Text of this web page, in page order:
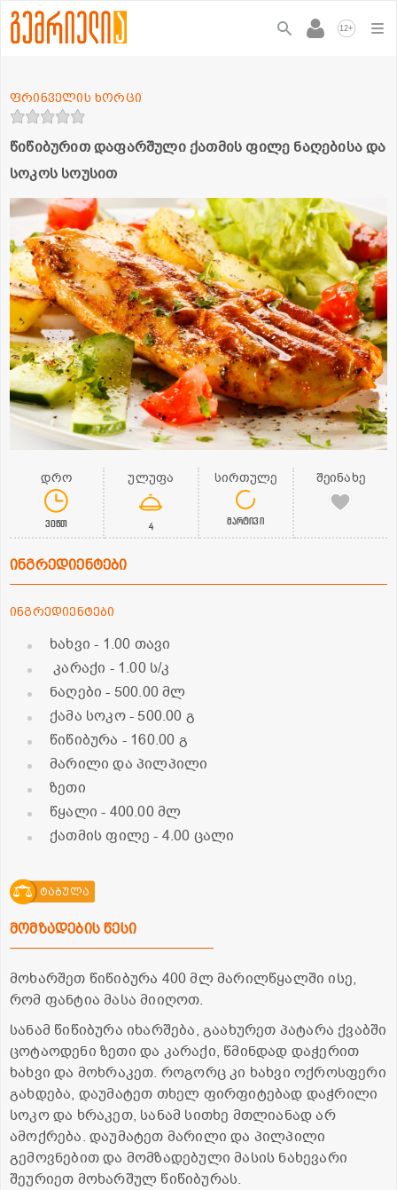
12+
წიწიბურით დაფარშული ქათმის ფილე ნაღებისა და
სოკოს სოუსით
ფრინველის ხორცი
დრო
30წთ
ულუფა
4
სირთულე
მარტივი
შეინახე
ინგრედიენტები
ინგრედიენტები
ხახვი- 1.00 თავი
კარაქი - 1.00 ს/კ
ნაღები- 500.00 მლ
ქამა სოკო- 500.00 გ
წიწიბურა - 160.00 გ
მარილი და პილპილი
ზეთი
წყალი- 400.00 მლ
ქათმის ფილე- 4.00 ცალი
ტაბულა
მომზადების წესი
მოხარშეთ წიწიბურა 400 მლ მარილწყალში ისე,
რომ ფანტია მასა მიიღოთ.
სანამ წიწიბურა იხარშება, გაახურეთ პატარა ქვაბში
ცოტაოდენი ზეთი და კარაქი, წმინდად დაჭერით
ხახვი და მოხრაკეთ. როგორც კი ხახვი ოქროსფერი
გახდება, დაუმატეთ თხელ ფირფიტებად დაჭრილი
სოკო და ხრაკეთ, სანამ სითხე მთლიანად არ
ამოქრება. დაუმატეთ მარილი და პილპილი
გემოვნებით და მომზადებული მასის ნახევარი
შეურიეთ მოხარშულ წიწიბურას.